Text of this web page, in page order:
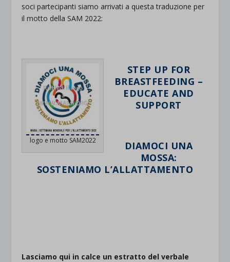
soci partecipanti siamo arrivati a questa traduzione per
il motto della SAM 2022:
logo e motto SAM2022
STEP UP FOR
BREASTFEEDING –
EDUCATE AND
SUPPORT
DIAMOCI UNA
MOSSA:
SOSTENIAMO L’ALLATTAMENTO
Lasciamo qui in calce un estratto del verbale